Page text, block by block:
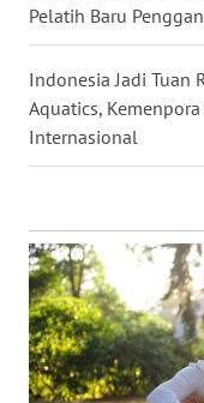
Pelatih Baru
Indonesia Jadi Tuan
Aquatics,
Internasional
TOBA
WN
WN
LANGKAT
WN
TAPANULI
SELATAN